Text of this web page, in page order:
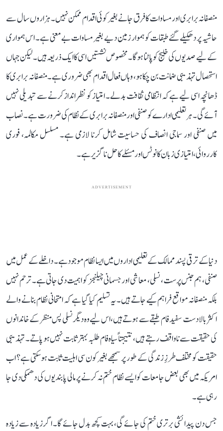
منصفانہ برابری اور مساوات کا فرق جانے بغیر کوئی اقدام ممکن نہیں۔ ہزاروں سال سے
حاشیہ پر دھکیلے گئے طبقات کو ہموار زمین دیے بغیر مساوات بے معنی ہے۔ اس ہمواری
کے لیے صدیوں کی خلیج کو پاٹنا ہوگا۔ مخصوص نشستیں اسی کا ایک ذریعہ ہیں۔ لیکن جہاں
استحصال تہذیبی ضمانت بن چکا ہو، وہاں فعال اقدام بھی ضروری ہے۔ منصفانہ برابری کا
ڈھانچہ اسی لیے ہے کہ انتظامی ثقافت بدلے۔ امتیاز کو نظر انداز کرنے سے تبدیلی نہیں
آئے گی۔ ہر تعلیمی ادارے کو صنفی اور منصفانہ برابری کے نظام کی ضرورت ہے۔ نصاب
میں صنفی اور سماجی انصاف کی حساسیت شامل کرنا لازمی ہے۔ مسلسل مکالمہ، فوری
کارروائی، امتیازی زبان کا نوٹس اور مسئلے کا حل ناگزیر ہے۔
ADVERTISEMENT
دنیا کے ترقی پسند ممالک کے تعلیمی اداروں میں ایسا نظام موجود ہے۔ داخلے کے عمل میں
صنفی، ہم جنس پرست، نسلی، معاشی اور جسمانی چیلنجز کو اہمیت دی جاتی ہے۔ ترحم نہیں
بلکہ منصفانہ مواقع فراہم کیے جاتے ہیں۔ یہ تسلیم کیا گیا ہے کہ امتحانی نظام بنانے والے
اکثر بالادست سفید فام طبقے سے ہوتے ہیں، اس لیے وہ دیگر نسلی پس منظر کے خاندانوں
کی حقیقت سے ناواقف رہتے ہیں، نتیجتاً سیاہ فام طلبہ بہتر ثابت نہیں ہو پاتے۔ تہذیبی
حقیقت کو مختلف طرزِ زندگی کے طور پر سمجھے بغیر کون سی اہلیت ثابت ہو سکتی ہے؟ اب
امریکہ میں بھی بعض جامعات کو ایسے نظام ختم نہ کرنے پر مالی پابندیوں کی دھمکی دی جا
رہی ہے۔
جس دن پیدائشی برتری ختم کی جائے گی، بہت کچھ بدل جائے گا۔ اگر زیادہ سے زیادہ